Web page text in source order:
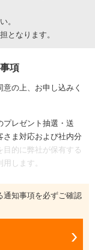
。
となります。
項
の上、お申し込みく
プレゼント抽選・送
さま対応および社内分
的に弊社が保有する
します。
ない限り、個人情報を
部委託する場合があ
通知事項を必ずご確認